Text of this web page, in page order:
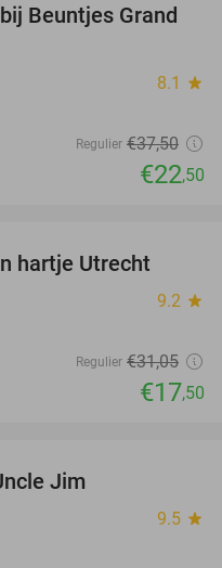
40%
Beuntjes Grand
8.1 star
Regulier €37,50
€22,50
hartje Utrecht
9.2 star
Regulier €31,05
€17,50
Jim
9.5 star